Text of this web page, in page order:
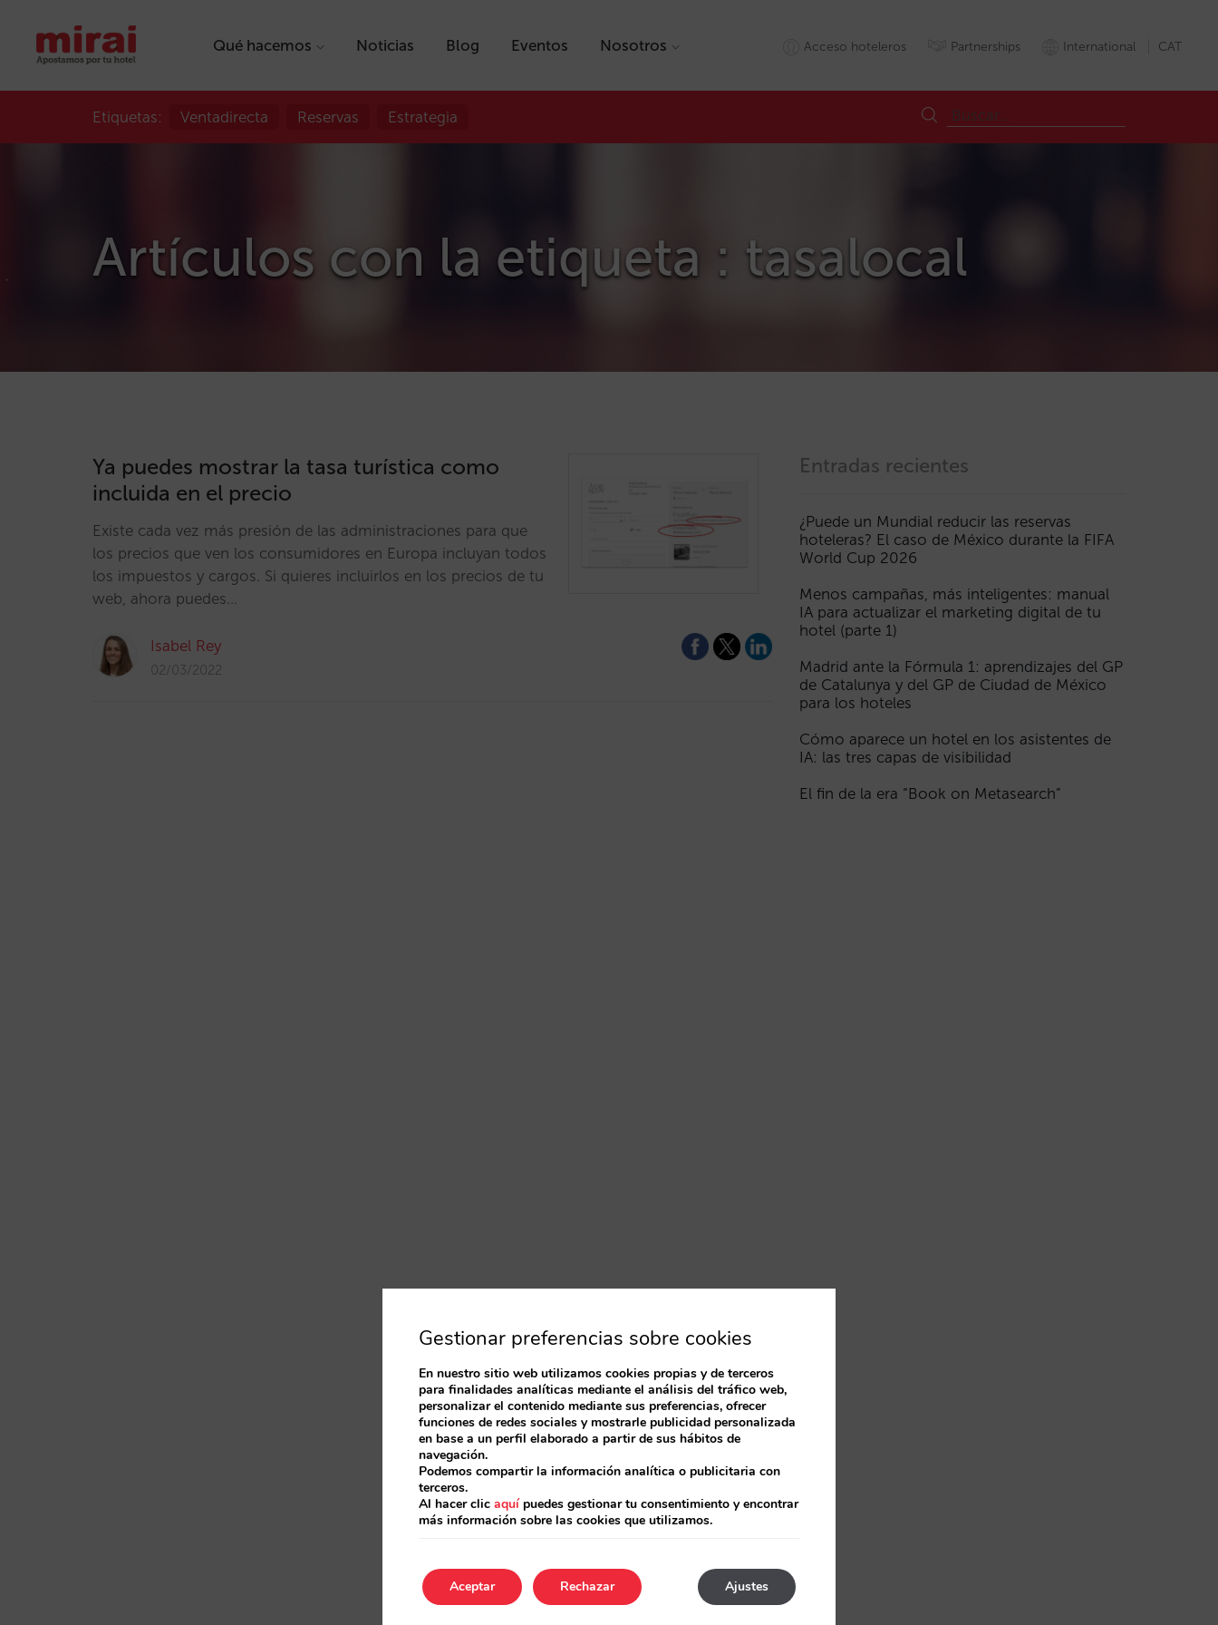
Qué hacemos Noticias Blog Eventos Nosotros Acceso hoteleros Partnerships International CAT
Etiquetas: Ventadirecta Reservas Estrategia
Artículos con la etiqueta : tasalocal
Ya puedes mostrar la tasa turística como
incluida en el precio
Existe cada vez más presión de las administraciones para que
los precios que ven los consumidores en Europa incluyan todos
los impuestos y cargos. Si quieres incluirlos en los precios de tu
web, ahora puedes…
Isabel Rey
02/03/2022
Entradas recientes
¿Puede un Mundial reducir las reservas
hoteleras? El caso de México durante la FIFA
World Cup 2026
Menos campañas, más inteligentes: manual
IA para actualizar el marketing digital de tu
hotel (parte 1)
Madrid ante la Fórmula 1: aprendizajes del GP
de Catalunya y del GP de Ciudad de México
para los hoteles
Cómo aparece un hotel en los asistentes de
IA: las tres capas de visibilidad
El fin de la era “Book on Metasearch”
Gestionar preferencias sobre cookies
En nuestro sitio web utilizamos cookies propias y de terceros
para finalidades analíticas mediante el análisis del tráfico web,
personalizar el contenido mediante sus preferencias, ofrecer
funciones de redes sociales y mostrarle publicidad personalizada
en base a un perfil elaborado a partir de sus hábitos de
navegación.
Podemos compartir la información analítica o publicitaria con
terceros.
Al hacer clic aquípuedes gestionar tu consentimiento y encontrar
más información sobre las cookies que utilizamos.
Aceptar Ajustes
Rechazar